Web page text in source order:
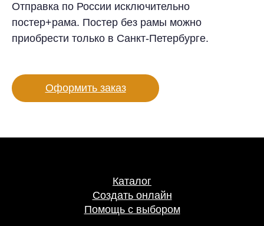
Отправка по России исключительно
постер+рама. Постер без рамы можно
приобрести только в Санкт-Петербурге.
Оформить заказ
Каталог
Создать онлайн
Помощь с выбором